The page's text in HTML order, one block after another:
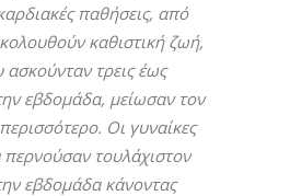
παθήσεις, από
καθιστική ζωή,
ασκούνταν τρεις έως
εβδομάδα, μείωσαν τον
Οι γυναίκες
τουλάχιστον
εβδομάδα κάνοντας